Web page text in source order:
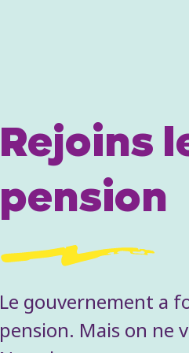
Rejoins
pension
Le gouvernement a
pension. Mais on ne